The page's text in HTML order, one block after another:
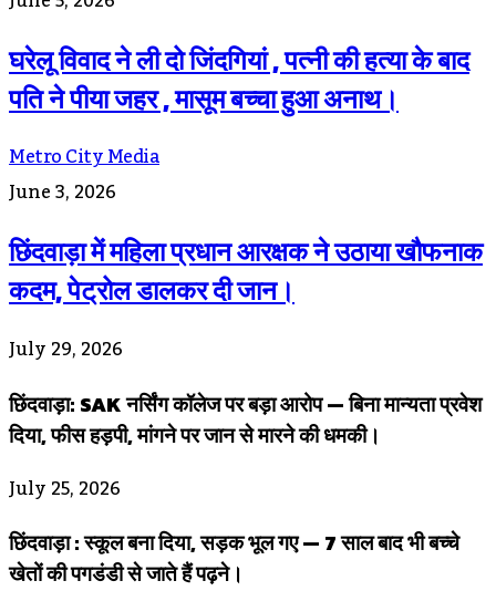
घरेलू विवाद ने ली दो जिंदगियां , पत्नी की हत्या के बाद
पति ने पीया जहर , मासूम बच्चा हुआ अनाथ।
Metro City Media
June 3, 2026
छिंदवाड़ा में महिला प्रधान आरक्षक ने उठाया खौफनाक
कदम, पेट्रोल डालकर दी जान।
July 29, 2026
छिंदवाड़ा: SAK नर्सिंग कॉलेज पर बड़ा आरोप — बिना मान्यता प्रवेश
दिया, फीस हड़पी, मांगने पर जान से मारने की धमकी।
July 25, 2026
छिंदवाड़ा : स्कूल बना दिया, सड़क भूल गए — 7 साल बाद भी बच्चे
खेतों की पगडंडी से जाते हैं पढ़ने।